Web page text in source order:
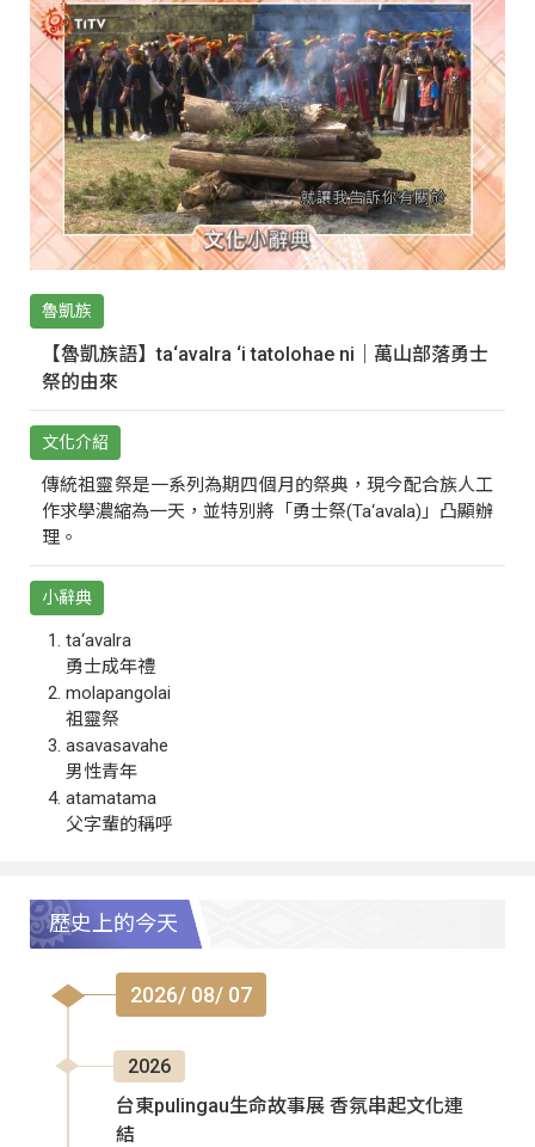
魯凱族
【魯凱族語】ta‘avalra ‘i tatolohae ni｜萬山部落勇士
祭的由來
文化介紹
傳統祖靈祭是一系列為期四個月的祭典，現今配合族人工
作求學濃縮為一天，並特別將「勇士祭(Ta‘avala)」凸顯辦
理。
小辭典
ta‘avalra
勇士成年禮
molapangolai
祖靈祭
asavasavahe
男性青年
atamatama
父字輩的稱呼
歷史上的今天
2026/ 08/ 07
2026
台東pulingau生命故事展 香氛串起文化連
結